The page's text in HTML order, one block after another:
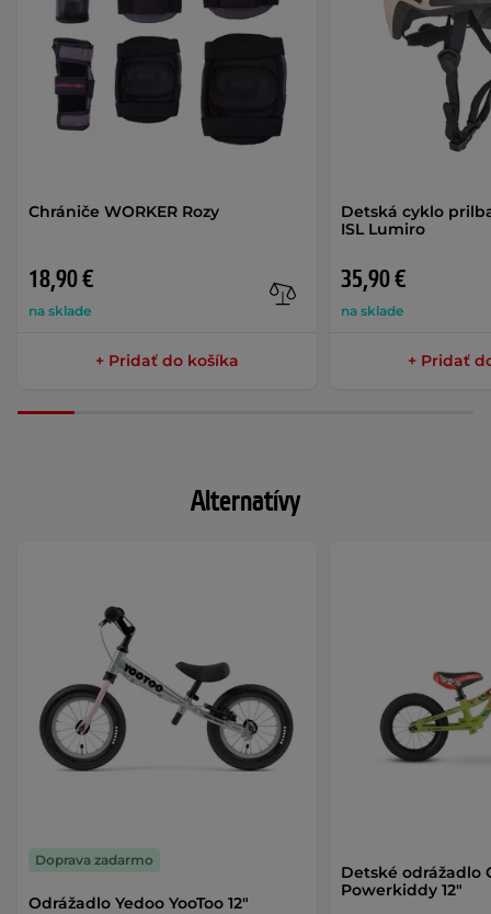
Chrániče WORKER Rozy
18,90 €
na sklade
+ Pridať do košíka
Detská cyklo
ISL Lumiro
35,90 €
na sklade
+ Pridať
Alternatívy
Odrážadlo Yedoo YooToo 12"
Doprava zadarmo
Detské odrážadlo
Powerkiddy 12"